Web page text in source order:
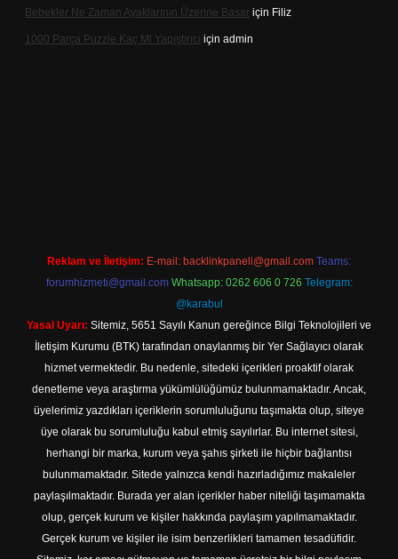
Bebekler Ne Zaman Ayaklarının Üzerine Basar için Filiz
1000 Parça Puzzle Kaç Ml Yapıştırıcı için admin
Reklam ve İletişim: E-mail: backlinkpaneli@gmail.com Teams:
forumhizmeti@gmail.com Whatsapp: 0262 606 0 726 Telegram:
@karabul
Yasal Uyarı: Sitemiz, 5651 Sayılı Kanun gereğince Bilgi Teknolojileri ve
İletişim Kurumu (BTK) tarafından onaylanmış bir Yer Sağlayıcı olarak
hizmet vermektedir. Bu nedenle, sitedeki içerikleri proaktif olarak
denetleme veya araştırma yükümlülüğümüz bulunmamaktadır. Ancak,
üyelerimiz yazdıkları içeriklerin sorumluluğunu taşımakta olup, siteye
üye olarak bu sorumluluğu kabul etmiş sayılırlar. Bu internet sitesi,
herhangi bir marka, kurum veya şahıs şirketi ile hiçbir bağlantısı
bulunmamaktadır. Sitede yalnızca kendi hazırladığımız makaleler
paylaşılmaktadır. Burada yer alan içerikler haber niteliği taşımamakta
olup, gerçek kurum ve kişiler hakkında paylaşım yapılmamaktadır.
Gerçek kurum ve kişiler ile isim benzerlikleri tamamen tesadüfidir.